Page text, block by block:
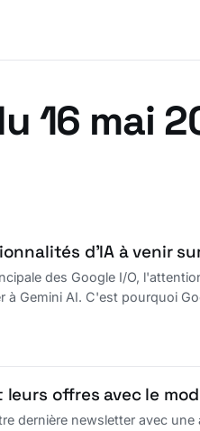
16 mai
d’IA à venir
des Google I/O,
à Gemini AI. C'est pourquoi
offres avec le
dernière newsletter avec